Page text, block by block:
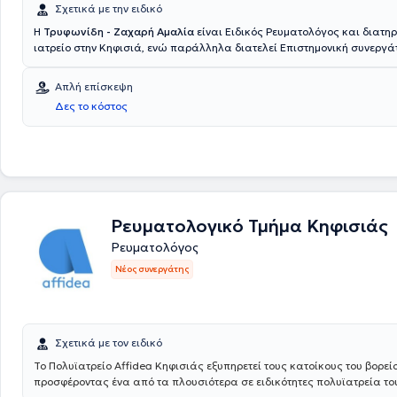
Σχετικά με την ειδικό
Η Τρυφωνίδη - Ζαχαρή Αμαλία είναι Ειδικός Ρευματολόγος και
ιατρείο στην Κηφισιά, ενώ παράλληλα διατελεί Επιστημονική
Σχολής του Αριστοτελείου Πανεπιστημίου Θεσσαλονίκης. Έχει εμπειρία
ενδαρθρικές εγχύσεις υπό υπερηχογραφικό έλεγχο (υαλουρονικού -
κολαγόνου) και είναι εξειδικευμένη στις παρασπονδυλικές εγχύσεις
της σπονδυλικής στήλης (οσφυαλγία - ισχιαλγία - θωρακαλγία -
αρθρίτιδα, αγκυλοποιητική σπονδυλαρθρίτιδα κ.α και να παρέχει
θεραπεία. Τέλος, η ιατρός είναι μέλος του Ιατρικού Συλλόγου Αθηνών.
Απλή επίσκεψη
Δες το κόστος
Ρευματολογικό Τμήμα Κηφισιάς
Ρευματολόγος
Νέος συνεργάτης
Σχετικά με τον ειδικό
Το Πολυϊατρείο Affidea Κηφισιάς εξυπηρετεί τους κατοίκους του
προσφέροντας ένα από τα πλουσιότερα σε ειδικότητες πολυϊατρεία